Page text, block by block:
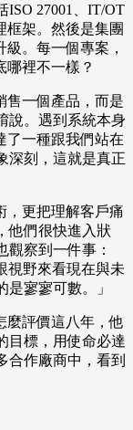
27001、IT/OT
框架。然後是集團
。每一個專案，
裡不一樣？
售一個產品，而是
說。遇到系統本身
了一種跟我們站在
深刻，這就是真正
，更把理解客戶痛
他們很快進入狀
察到一件事：
視野來看現在與未
寥寥可數。」
麼評價這八年，他
目標，用使命必達
合作廠商中，看到